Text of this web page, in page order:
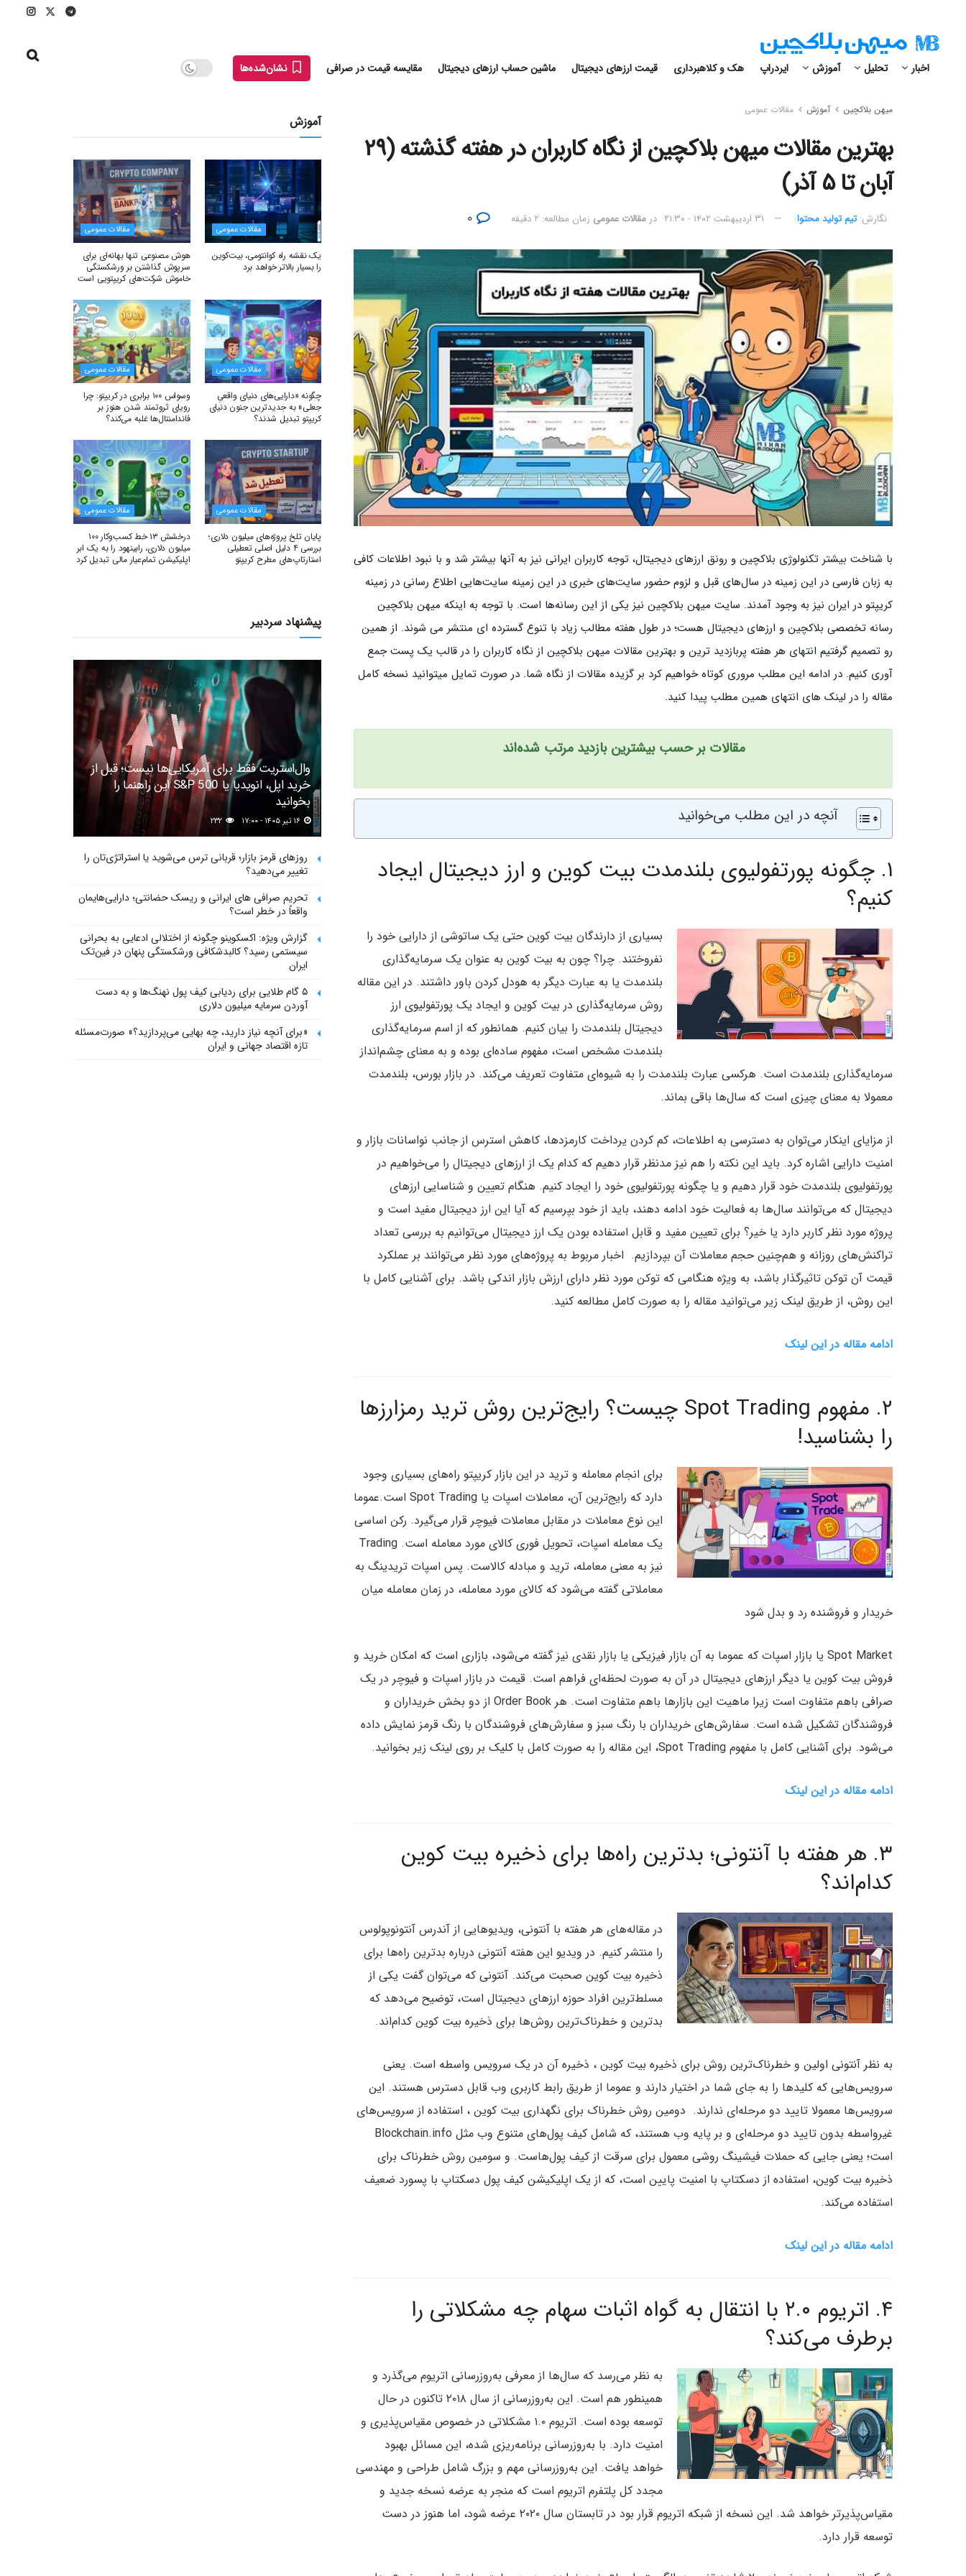
اخبار تحلیل آموزش ایردراپ هک و کلاهبرداری قیمت ارزهای دیجیتال ماشین حساب ارزهای دیجیتال مقایسه قیمت در صرافی نشان‌شده‌ها
میهن بلاکچین آموزش مقالات عمومی
بهترین مقالات میهن بلاکچین از نگاه کاربران در هفته گذشته (۲۹
آبان تا ۵ آذر)
نگارش:‌ تیم تولید محتوا ۳۱ اردیبهشت ۱۴۰۲ - ۲۱:۳۰ در مقالات عمومی زمان مطالعه: ۲ دقیقه
با شناخت بیشتر تکنولوژی بلاکچین و رونق ارزهای دیجیتال، توجه کاربران ایرانی نیز به آنها بیشتر شد و با نبود اطلاعات کافی
به زبان فارسی در این زمینه در سال‌های قبل و لزوم حضور سایت‌های خبری در این زمینه سایت‌هایی اطلاع رسانی در زمینه
کریپتو در ایران نیز به وجود آمدند. سایت میهن بلاکچین نیز یکی از این رسانه‌ها است. با توجه به اینکه میهن بلاکچین
رسانه تخصصی بلاکچین و ارزهای دیجیتال هست؛ در طول هفته مطالب زیاد با تنوع گسترده ای منتشر می شوند. از همین
رو تصمیم گرفتیم انتهای هر هفته پربازدید ترین و بهترین مقالات میهن بلاکچین از نگاه کاربران را در قالب یک پست جمع
آوری کنیم. در ادامه این مطلب مروری کوتاه خواهیم کرد بر گزیده مقالات از نگاه شما. در صورت تمایل میتوانید نسخه کامل
مقاله را در لینک های انتهای همین مطلب پیدا کنید.
مقالات بر حسب بیشترین بازدید مرتب شده‌اند
آنچه در این مطلب می‌خوانید
۱. چگونه پورتفولیوی بلندمدت بیت کوین و ارز دیجیتال ایجاد
کنیم؟
بسیاری از دارندگان بیت کوین حتی یک ساتوشی از دارایی خود را
نفروختند. چرا؟ چون به بیت کوین به عنوان یک سرمایه‌گذاری
بلندمدت یا به عبارت دیگر به هودل کردن باور داشتند. در این مقاله
روش سرمایه‌گذاری در بیت کوین و ایجاد یک پورتفولیوی ارز
دیجیتال بلندمدت را بیان کنیم. همانطور که از اسم سرمایه‌گذاری
بلندمدت مشخص است، مفهوم ساده‌ای بوده و به معنای چشم‌انداز
سرمایه‌گذاری بلندمدت است. هرکسی عبارت بلندمدت را به شیوه‌ای متفاوت تعریف می‌کند. در بازار بورس، بلندمدت
معمولا به معنای چیزی است که سال‌ها باقی بماند.
از مزایای اینکار می‌توان به دسترسی به اطلاعات، کم کردن یرداخت کارمزدها، کاهش استرس از جانب نواسانات بازار و
امنیت دارایی اشاره کرد. باید این نکته را هم نیز مدنظر قرار دهیم که کدام یک از ارزهای دیجیتال را می‌خواهیم در
پورتفولیوی بلندمدت خود قرار دهیم و یا چگونه پورتفولیوی خود را ایجاد کنیم. هنگام تعیین و شناسایی ارزهای
دیجیتال که می‌توانند سال‌ها به فعالیت خود ادامه دهند، باید از خود بپرسیم که آیا این ارز دیجیتال مفید است و
پروژه مورد نظر کاربر دارد یا خیر؟ برای تعیین مفید و قابل استفاده بودن یک ارز دیجیتال می‌توانیم به بررسی تعداد
تراکنش‌های روزانه و هم‌چنین حجم معاملات آن بپردازیم. اخبار مربوط به پروژه‌های مورد نظر می‌توانند بر عملکرد
قیمت آن توکن تاثیرگذار باشد، به ویژه هنگامی که توکن مورد نظر دارای ارزش بازار اندکی باشد. برای آشنایی کامل با
این روش، از طریق لینک زیر می‌توانید مقاله را به صورت کامل مطالعه کنید.
ادامه مقاله در این لینک
۲.
مفهوم Spot Trading چیست؟‌ رایج‌ترین روش ترید رمزارزها
را بشناسید!
برای انجام معامله و ترید در این بازار کریپتو راه‌های بسیاری وجود
دارد که رایج‌ترین آن، معاملات اسپات یا Spot Trading است.عموما
این نوع معاملات در مقابل معاملات فیوچر قرار می‌گیرد. رکن اساسی
یک معامله اسپات، تحویل فوری کالای مورد معامله است. Trading
نیز به معنی معامله، ترید و مبادله کالاست. پس اسپات تریدینگ به
معاملاتی گفته می‌شود که کالای مورد معامله، در زمان معامله میان
خریدار و فروشنده رد و بدل شود
Spot Market یا بازار اسپات که عموما به آن بازار فیزیکی یا بازار نقدی نیز گفته می‌شود، بازاری است که امکان خرید و
فروش بیت کوین یا دیگر ارزهای دیجیتال در آن به صورت لحظه‌ای فراهم است. قیمت در بازار اسپات و فیوچر در یک
صرافی باهم متفاوت است زیرا ماهیت این بازارها باهم متفاوت است. هر Order Book از دو بخش خریداران و
فروشندگان تشکیل شده است. سفارش‌های خریداران با رنگ سبز و سفارش‌های فروشندگان با رنگ قرمز نمایش داده
می‌شود. برای آشنایی کامل با مفهوم Spot Trading، این مقاله را به صورت کامل با کلیک بر روی لینک زیر بخوانید.
ادامه مقاله در این لینک
۳. هر هفته با آنتونی؛ بدترین راه‌ها برای ذخیره بیت کوین
کدام‌اند؟
در مقاله‌های هر هفته با آنتونی، ویدیوهایی از آندرس آنتونوپولوس
را منتشر کنیم. در ویدیو این هفته آنتونی درباره بدترین راه‌ها برای
ذخیره بیت کوین صحبت می‌کند. آنتونی که می‌توان گفت یکی از
مسلط‌ترین افراد حوزه ارزهای دیجیتال است، توضیح می‌دهد که
بدترین و خطرناک‌ترین روش‌ها برای ذخیره بیت کوین کدام‌اند.
به نظر آنتونی اولین و خطرناک‌ترین روش برای ذخیره بیت کوین ، ذخیره آن در یک سرویس واسطه است. یعنی
سرویس‌هایی که کلیدها را به جای شما در اختیار دارند و عموما از طریق رابط کاربری وب قابل دسترس هستند. این
سرویس‌ها معمولا تایید دو مرحله‌ای ندارند. دومین روش خطرناک برای نگهداری بیت کوین ، استفاده از سرویس‌های
غیرواسطه بدون تایید دو مرحله‌ای و بر پایه وب هستند، که شامل کیف پول‌های متنوع وب مثل Blockchain.info
است؛ یعنی جایی که حملات فیشینگ روشی معمول برای سرقت از کیف پول‌هاست. و سومین روش خطرناک برای
ذخیره بیت کوین، استفاده از دسکتاپ با امنیت پایین است، که از یک اپلیکیشن کیف پول دسکتاپ با پسورد ضعیف
استفاده می‌کند.
ادامه مقاله در این لینک
۴.
اتریوم ۲.۰ با انتقال به گواه اثبات سهام چه مشکلاتی را
برطرف می‌کند؟
به نظر می‌رسد که سال‌ها از معرفی به‌روزرسانی اتریوم می‌گذرد و
همینطور هم است. این به‌روزرسانی از سال ۲۰۱۸ تاکنون در حال
توسعه بوده است. اتریوم ۱.۰ مشکلاتی در خصوص مقیاس‌پذیری و
امنیت دارد. با به‌روزرسانی برنامه‌ریزی شده، این مسائل بهبود
خواهد یافت. این به‌روزرسانی مهم و بزرگ شامل طراحی و مهندسی
مجدد کل پلتفرم اتریوم است که منجر به عرضه نسخه جدید و
مقیاس‌پذیرتر خواهد شد. این نسخه از شبکه اتریوم قرار بود در تابستان سال ۲۰۲۰ عرضه شود، اما هنوز در دست
توسعه قرار دارد.
آموزش
مقالات عمومی
یک نقشه راه کوانتومی، بیت‌کوین
را بسیار بالاتر خواهد برد
مقالات عمومی
هوش مصنوعی تنها بهانه‌ای برای
سرپوش گذاشتن بر ورشکستگی
خاموش شرکت‌های کریپتویی است
مقالات عمومی
چگونه «دارایی‌های دنیای واقعیِ
جعلی» به جدیدترین جنون دنیای
کریپتو تبدیل شدند؟
مقالات عمومی
وسواس ۱۰۰ برابری در کریپتو: چرا
رویای ثروتمند شدن هنوز بر
فاندامنتال‌ها غلبه می‌کند؟
مقالات عمومی
پایان تلخ پروژه‌های میلیون دلاری؛
بررسی ۴ دلیل اصلی تعطیلی
استارتاپ‌های مطرح کریپتو
مقالات عمومی
درخشش ۱۳ خط کسب‌وکار ۱۰۰
میلیون دلاری، رابینهود را به یک ابر
اپلیکیشن تمام‌عیار مالی تبدیل کرد
پیشنهاد سردبیر
وال‌استریت فقط برای آمریکایی‌ها نیست؛ قبل از
خرید اپل، انویدیا یا S&P 500 این راهنما را
بخوانید
روزهای قرمز بازار؛ قربانی ترس می‌شوید یا استراتژی‌تان را
تغییر می‌دهید؟
تحریم صرافی های ایرانی و ریسک حضانتی؛ دارایی‌هایمان
واقعاً در خطر است؟
گزارش ویژه: اکسکوینو چگونه از اختلالی ادعایی به بحرانی
سیستمی رسید؟ کالبدشکافی ورشکستگی پنهان در فین‌تک
ایران
۵ گام طلایی برای ردیابی کیف پول‌ نهنگ‌ها و به دست
آوردن سرمایه میلیون دلاری
«برای آنچه نیاز دارید، چه بهایی می‌پردازید؟» صورت‌مسئله
تازه اقتصاد جهانی و ایران